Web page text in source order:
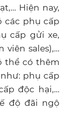
Hiện nay,
các phụ cấp
cấp gửi xe,
sales),…
thể có thêm
phụ cấp
độc hại,…
độ đãi ngộ